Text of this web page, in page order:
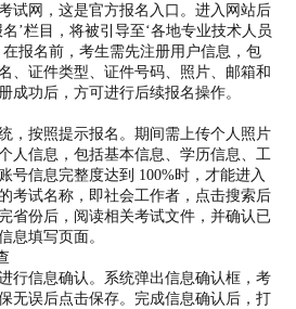
试网，这是官方报名入口。进入网站后
’栏目，将被引导至‘各地专业技术人员
报名前，考生需先注册用户信息，包
、证件类型、证件号码、照片、邮箱和
成功后，方可进行后续报名操作。
，按照提示报名。期间需上传个人照片
人信息，包括基本信息、学历信息、工
号信息完整度达到 100%时，才能进入
考试名称，即社会工作者，点击搜索后
省份后，阅读相关考试文件，并确认已
息填写页面。
行信息确认。系统弹出信息确认框，考
无误后点击保存。完成信息确认后，打